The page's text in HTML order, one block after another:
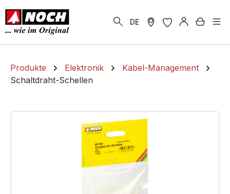
springen
DE
Produkte Elektronik
Kabel-Management
Schaltdraht-Schellen
Bildergalerie überspringen